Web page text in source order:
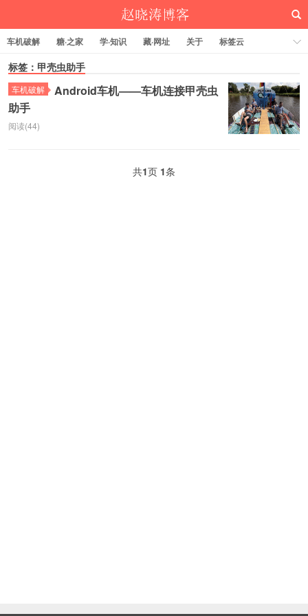
车机破解 糖·之家 学·知识 藏·网址 关于 标签云
标签：甲壳虫助手
车机破解
Android车机——车机连接甲壳虫
助手
阅读(44)
共1页 1条